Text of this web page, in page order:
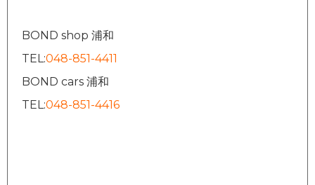
BOND shop 浦和
TEL:048-851-4411
BOND cars 浦和
TEL:048-851-4416